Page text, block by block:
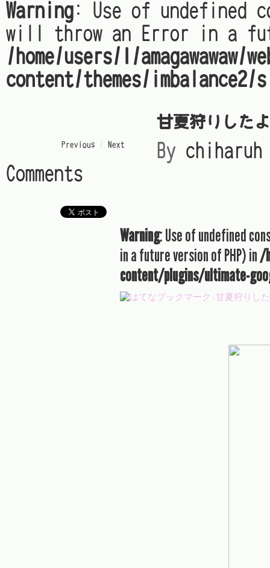
Warning: Use of undefined
will throw an Error in a
/home/users/1/amagawawaw/
content/themes/imbalance2/
甘夏狩りした
« Previous / Next » By chiharuh
Comments
Warning: Use of undefined
in a future version of PHP) in/
content/plugins/ultimate-